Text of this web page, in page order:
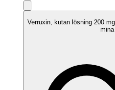
Verruxin, kutan lösning 200